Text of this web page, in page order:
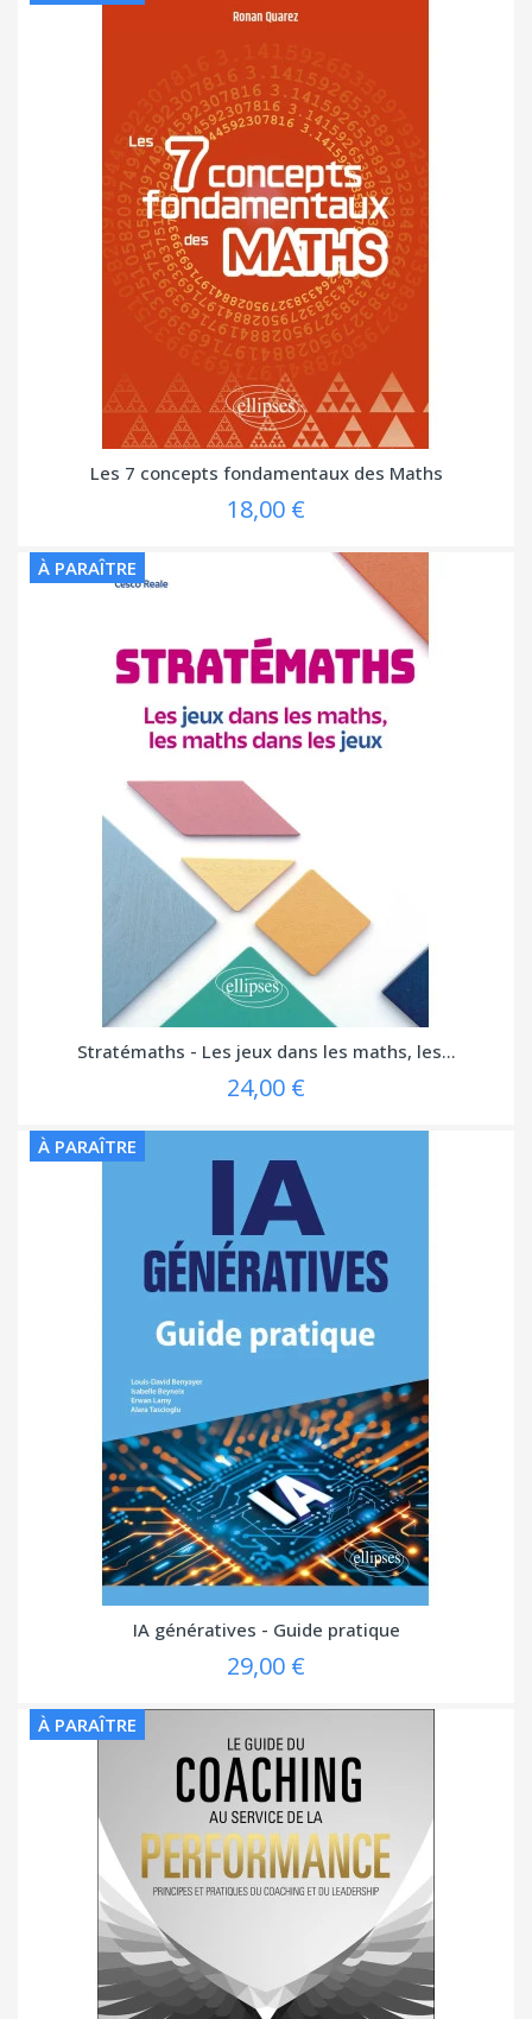
Les 7 concepts fondamentaux des Maths
18,00 €
À PARAÎTRE
Stratémaths - Les jeux dans les maths, les...
24,00 €
À PARAÎTRE
IA génératives - Guide pratique
29,00 €
À PARAÎTRE